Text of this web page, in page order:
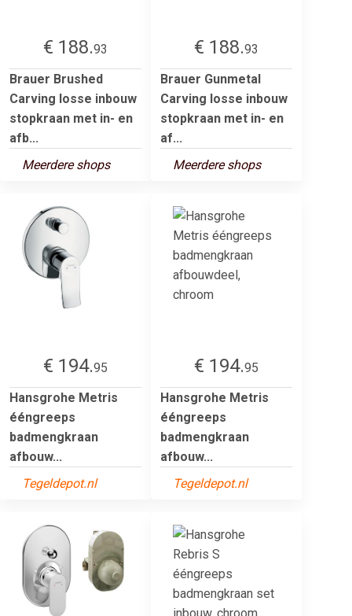
€ 188.93
Brauer Brushed
Carving losse inbouw
stopkraan met in- en
afb...
Meerdere shops
€ 188.93
Brauer Gunmetal
Carving losse inbouw
stopkraan met in- en
af...
Meerdere shops
€ 194.95
Hansgrohe Metris
ééngreeps
badmengkraan
afbouw...
Tegeldepot.nl
€ 194.95
Hansgrohe Metris
ééngreeps
badmengkraan
afbouw...
Tegeldepot.nl